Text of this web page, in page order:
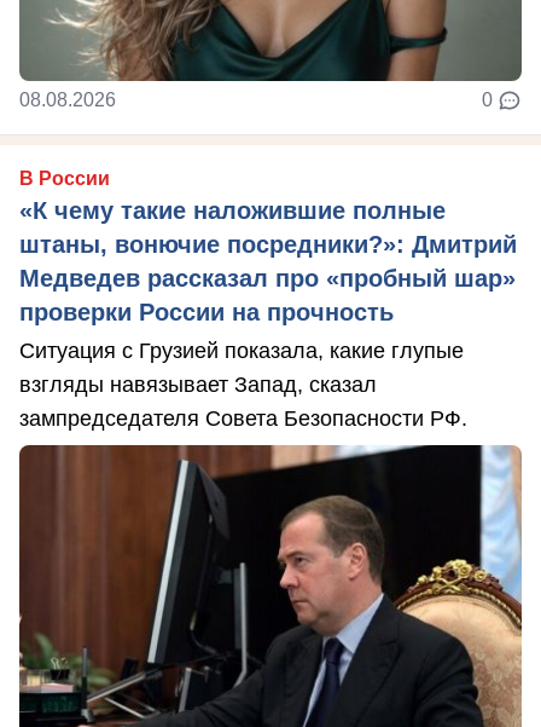
08.08.2026 0
В России
«К чему такие наложившие полные
штаны, вонючие посредники?»: Дмитрий
Медведев рассказал про «пробный шар»
проверки России на прочность
Ситуация с Грузией показала, какие глупые
взгляды навязывает Запад, сказал
зампредседателя Совета Безопасности РФ.